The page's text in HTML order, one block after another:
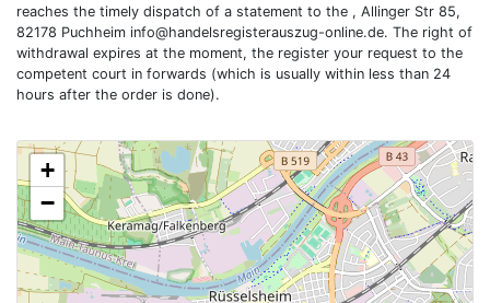
reaches the timely dispatch of a statement to the , Allinger Str 85,
82178 Puchheim info@handelsregisterauszug-online.de. The right of
withdrawal expires at the moment, the register your request to the
competent court in forwards (which is usually within less than 24
hours after the order is done).
+
−